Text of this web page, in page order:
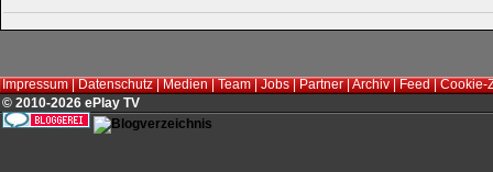
Impressum|Datenschutz|Medien|Team|Jobs|Partner|Archiv|Feed|Cookie-
© 2010-2026 ePlay TV